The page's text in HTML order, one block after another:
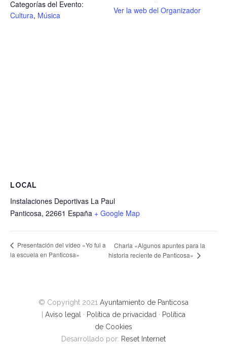
Categorías del Evento:
Cultura, Música
Ver la web del Organizador
LOCAL
Instalaciones Deportivas La Paul
Panticosa, 22661 España + Google Map
Presentación del vídeo «Yo fui a
la escuela en Panticosa»
Charla «Algunos apuntes para la
historia reciente de Panticosa»
© Copyright 2021 Ayuntamiento de Panticosa
Aviso legal · Política de privacidad · Política
de Cookies
Desarrollado por: Reset Internet